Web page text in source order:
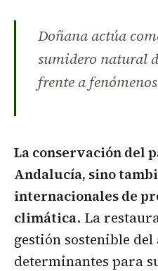
Doñana actúa
sumidero natural
frente a
La conservación del
Andalucía, sino
internacionales de
climática. La
gestión sostenible del
determinantes para